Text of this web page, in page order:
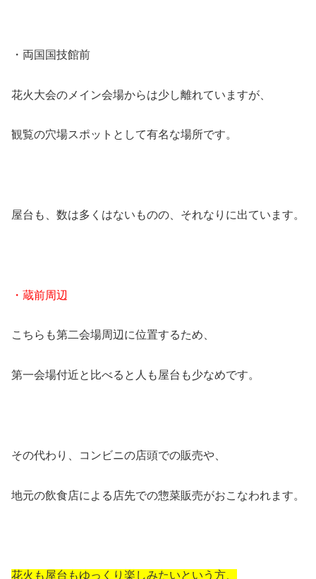
・両国国技館前
花火大会のメイン会場からは少し離れていますが、
観覧の穴場スポットとして有名な場所です。
屋台も、数は多くはないものの、それなりに出ています。
・蔵前周辺
こちらも第二会場周辺に位置するため、
第一会場付近と比べると人も屋台も少なめです。
その代わり、コンビニの店頭での販売や、
地元の飲食店による店先での惣菜販売がおこなわれます。
花火も屋台もゆっくり楽しみたいという方、